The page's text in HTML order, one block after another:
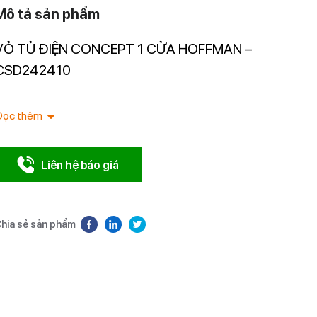
tả sản phẩm
TỦ ĐIỆN CONCEPT 1 CỬA HOFFMAN –
thêm
Liên hệ báo giá
sẻ sản phẩm